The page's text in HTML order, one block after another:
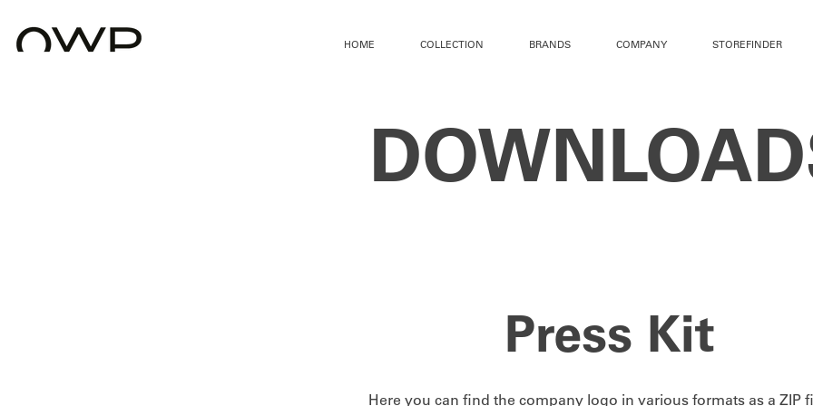
HOME COLLECTION BRANDS COMPANY STOREFINDER
Press Kit
Here you can find the company logo in various formats as a ZIP